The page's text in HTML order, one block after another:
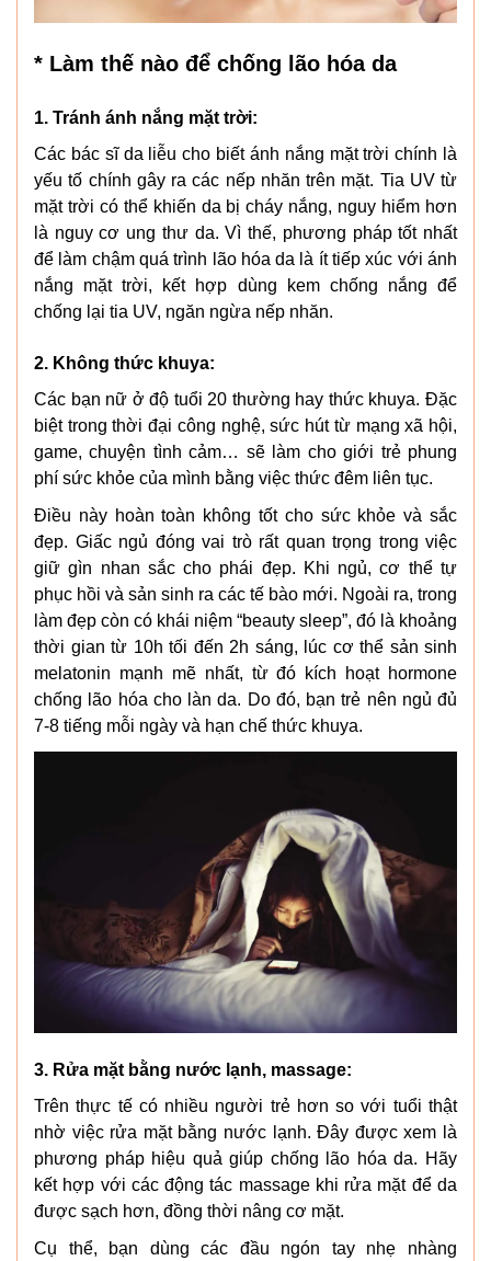
* Làm thế nào để chống lão hóa da
1. Tránh ánh nắng mặt trời:
Các bác sĩ da liễu cho biết ánh nắng mặt trời chính là
yếu tố chính gây ra các nếp nhăn trên mặt. Tia UV từ
mặt trời có thể khiến da bị cháy nắng, nguy hiểm hơn
là nguy cơ ung thư da. Vì thế, phương pháp tốt nhất
để làm chậm quá trình lão hóa da là ít tiếp xúc với ánh
nắng mặt trời, kết hợp dùng kem chống nắng để
chống lại tia UV, ngăn ngừa nếp nhăn.
2. Không thức khuya:
Các bạn nữ ở độ tuổi 20 thường hay thức khuya. Đặc
biệt trong thời đại công nghệ, sức hút từ mạng xã hội,
game, chuyện tình cảm… sẽ làm cho giới trẻ phung
phí sức khỏe của mình bằng việc thức đêm liên tục.
Điều này hoàn toàn không tốt cho sức khỏe và sắc
đẹp. Giấc ngủ đóng vai trò rất quan trọng trong việc
giữ gìn nhan sắc cho phái đẹp. Khi ngủ, cơ thể tự
phục hồi và sản sinh ra các tế bào mới. Ngoài ra, trong
làm đẹp còn có khái niệm “beauty sleep”, đó là khoảng
thời gian từ 10h tối đến 2h sáng, lúc cơ thể sản sinh
melatonin mạnh mẽ nhất, từ đó kích hoạt hormone
chống lão hóa cho làn da. Do đó, bạn trẻ nên ngủ đủ
7-8 tiếng mỗi ngày và hạn chế thức khuya.
3. Rửa mặt bằng nước lạnh, massage:
Trên thực tế có nhiều người trẻ hơn so với tuổi thật
nhờ việc rửa mặt bằng nước lạnh. Đây được xem là
phương pháp hiệu quả giúp chống lão hóa da. Hãy
kết hợp với các động tác massage khi rửa mặt để da
được sạch hơn, đồng thời nâng cơ mặt.
Cụ thể, bạn dùng các đầu ngón tay nhẹ nhàng